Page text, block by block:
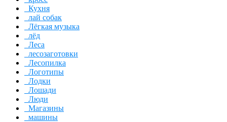
Кухня
лай собак
Лёгкая музыка
лёд
Леса
лесозаготовки
Лесопилка
Логотипы
Лодки
Лошади
Люди
Магазины
машины